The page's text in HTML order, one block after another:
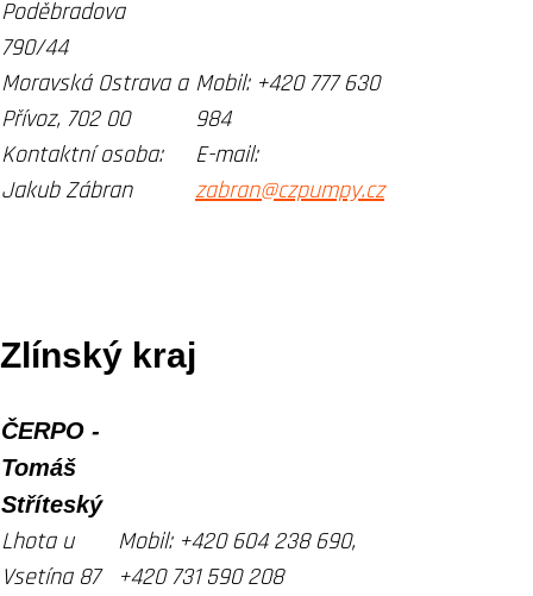
Poděbradova
790/44
Moravská Ostrava a
Přívoz, 702 00
Kontaktní osoba:
Jakub Zábran
Mobil:+420 777 630
984
E-mail:
zabran@czpumpy.cz
Zlínský kraj
ČERPO -
Tomáš
Stříteský
Lhota u
Vsetína 87
Mobil:+420 604 238 690,
+420 731 590 208